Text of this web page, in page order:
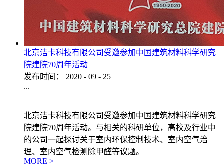
北京洁卡科技有限公司受邀参加中国建筑材料科学研究
院建院70周年活动
发布时间：
2020 - 09 - 25
...
北京洁卡科技有限公司受邀参加中国建筑材料科学研究
院建院70周年活动。与相关的科研单位，高校及行业中
的公司一起探讨关于室内环保控制技术、室内空气治
理、室内空气检测除甲醛等议题。
MORE >